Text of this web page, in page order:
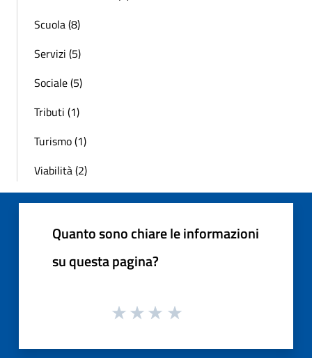
Scuola (8)
Servizi (5)
Sociale (5)
Tributi (1)
Turismo (1)
Viabilità (2)
Quanto sono chiare le informazioni
su questa pagina?